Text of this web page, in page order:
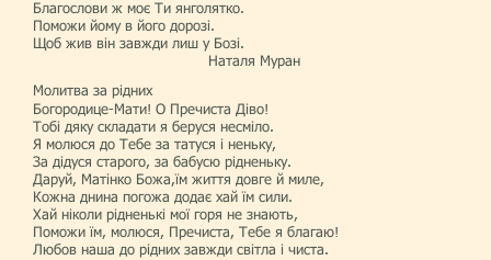
Благослови ж моє Ти янголятко.
Поможи йому в його дорозі.
Щоб жив він завжди лиш у Бозі.
Наталя Муран
Молитва за рідних
Богородице-Мати! О Пречиста Діво!
Тобі дяку складати я беруся несміло.
Я молюся до Тебе за татуся і неньку,
За дідуся старого, за бабусю рідненьку.
Даруй, Матінко Божа,їм життя довге й миле,
Кожна днина погожа додає хай їм сили.
Хай ніколи рідненькі мої горя не знають,
Поможи їм, молюся, Пречиста, Тебе я благаю!
Любов наша до рідних завжди світла і чиста.